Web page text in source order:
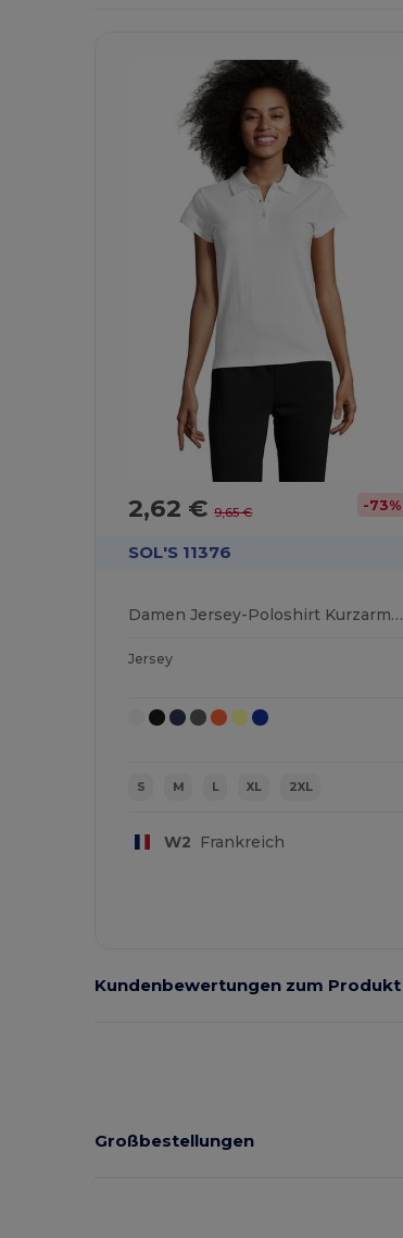
2,62 €9,65 € -73%
SOL'S 11376
Damen Jersey-Poloshirt Kurzarm Prescott
Jersey
S M L XL 2XL
W2 Frankreich
Kundenbewertungen zum Produkt
Großbestellungen